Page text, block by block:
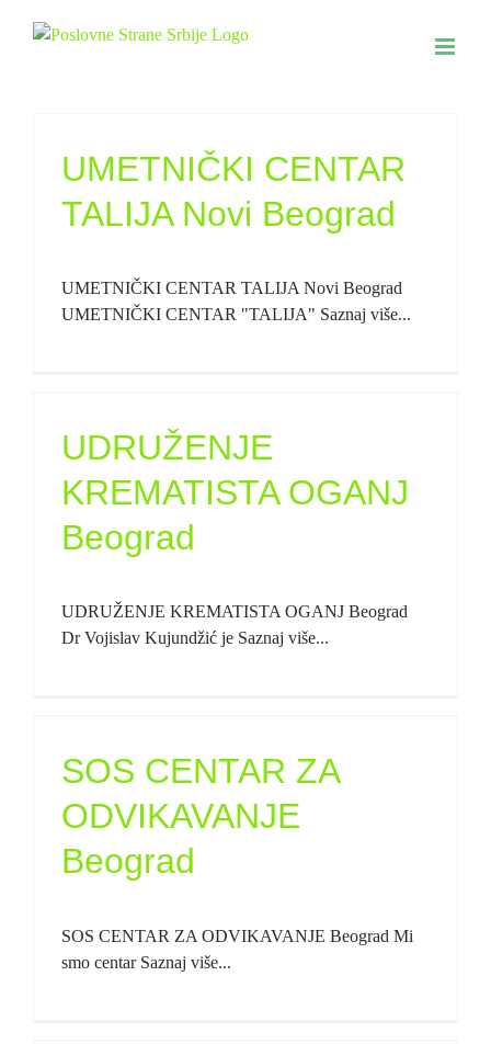
UMETNIČKI CENTAR
TALIJA Novi Beograd
UMETNIČKI CENTAR TALIJA Novi Beograd
UMETNIČKI CENTAR "TALIJA" Saznaj više...
UDRUŽENJE
KREMATISTA OGANJ
Beograd
UDRUŽENJE KREMATISTA OGANJ Beograd
Dr Vojislav Kujundžić je Saznaj više...
SOS CENTAR ZA
ODVIKAVANJE
Beograd
SOS CENTAR ZA ODVIKAVANJE Beograd Mi
smo centar Saznaj više...